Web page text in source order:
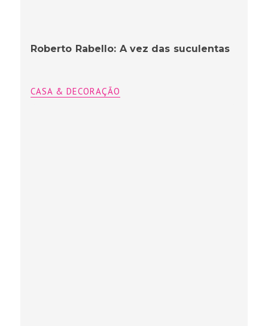
Roberto Rabello: A vez das suculentas
CASA & DECORAÇÃO